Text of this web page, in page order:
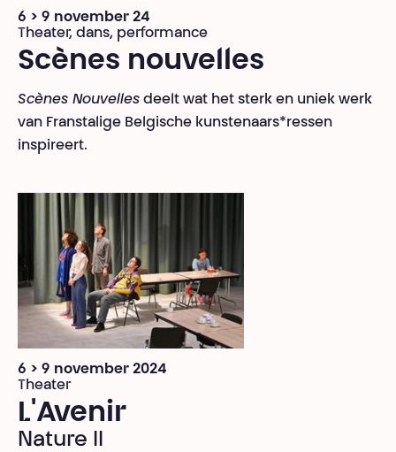
6 > 9 november 24
Theater, dans, performance
Scènes nouvelles
Scènes Nouvelles deelt wat het sterk en uniek werk
van Franstalige Belgische kunstenaars*ressen
inspireert.
6 > 9 november 2024
Theater
L'Avenir
Nature II